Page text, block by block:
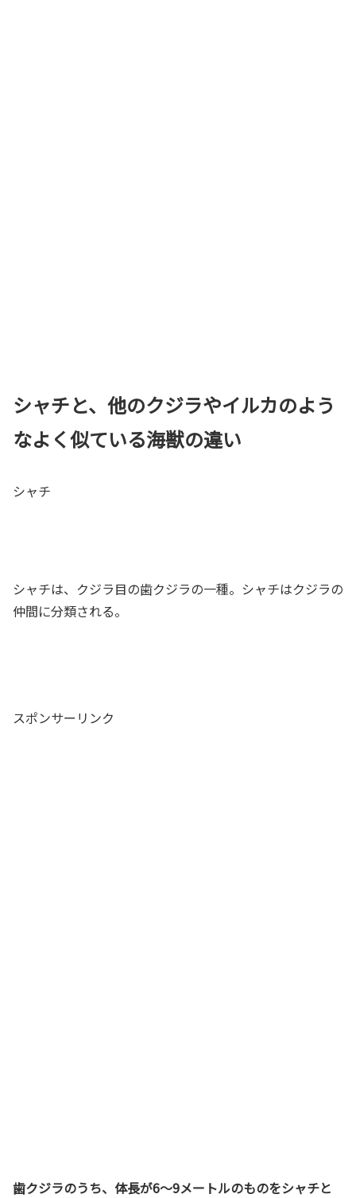
シャチと、他のクジラやイルカのよう
なよく似ている海獣の違い
シャチ
シャチは、クジラ目の歯クジラの一種。シャチはクジラの
仲間に分類される。
スポンサーリンク
歯クジラのうち、体長が6～9メートルのものをシャチと